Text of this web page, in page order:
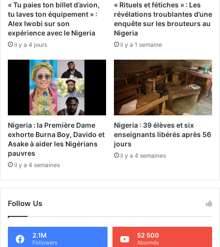
« Tu paies ton billet d’avion,
tu laves ton équipement » :
Alex Iwobi sur son
expérience avec le Nigeria
il y a 4 jours
« Rituels et fétiches » : Les
révélations troublantes d’une
enquête sur les brouteurs au
Nigeria
il y a 1 semaine
Nigeria : la Première Dame
exhorte Burna Boy, Davido et
Asake à aider les Nigérians
pauvres
il y a 4 semaines
Nigeria : 39 élèves et six
enseignants libérés après 56
jours
il y a 4 semaines
Follow Us
2.1M
Followers
52 500
Abonnés